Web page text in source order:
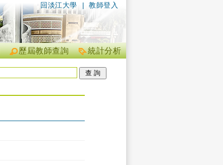
| 教師登入
回淡江大學
統計分析
歷屆教師查詢